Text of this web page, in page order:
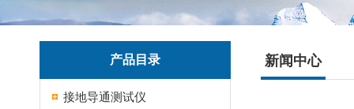
产品目录
接地导通测试仪
新闻中心